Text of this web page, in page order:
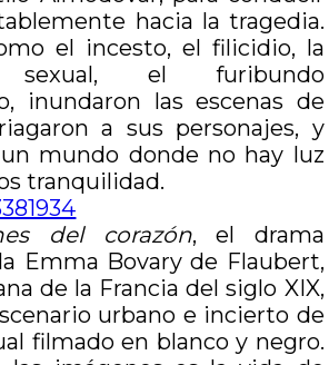
hacia la tragedia.
el incesto, el filicidio, la
sexual, el furibundo
inundaron las escenas de
a sus personajes, y
mundo donde no hay luz
tranquilidad.
del corazón, el drama
Emma Bovary de Flaubert,
de la Francia del siglo XIX,
urbano e incierto de
filmado en blanco y negro.